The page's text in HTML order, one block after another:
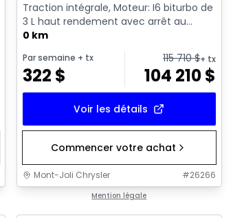
Traction intégrale, Moteur: I6 biturbo de
3 L haut rendement avec arrêt au
ralenti - 6 Cyl. - Essenc...
0 km
Par semaine + tx
322 $
115 710$+ tx
104 210$
Voir les détails
Commencer votre achat
Mont-Joli Chrysler #26266
Mention légale